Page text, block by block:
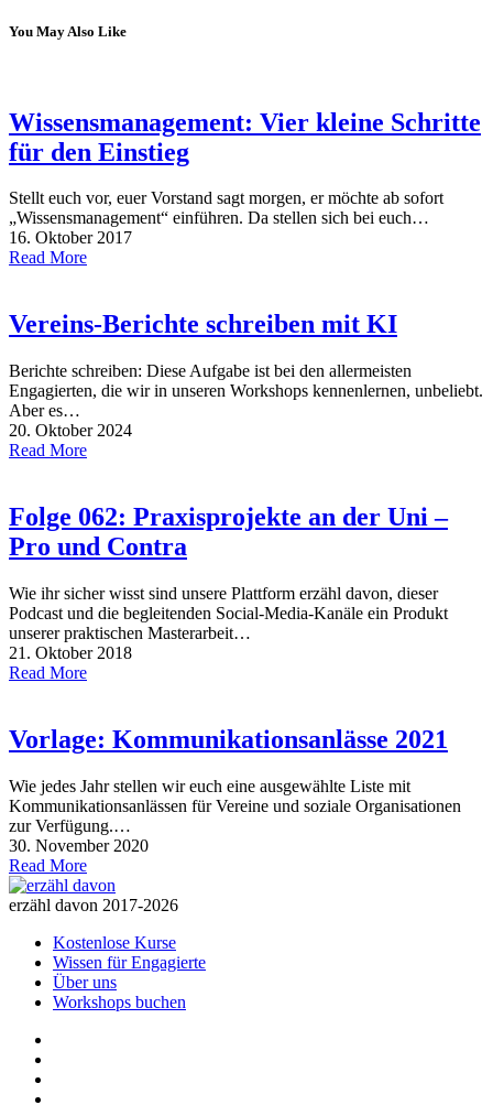
You May Also Like
Wissensmanagement: Vier kleine Schritte
für den Einstieg
Stellt euch vor, euer Vorstand sagt morgen, er möchte ab sofort
„Wissensmanagement“ einführen. Da stellen sich bei euch…
16. Oktober 2017
Read More
Vereins-Berichte schreiben mit KI
Berichte schreiben: Diese Aufgabe ist bei den allermeisten
Engagierten, die wir in unseren Workshops kennenlernen, unbeliebt.
Aber es…
20. Oktober 2024
Read More
Folge 062: Praxisprojekte an der Uni –
Pro und Contra
Wie ihr sicher wisst sind unsere Plattform erzähl davon, dieser
Podcast und die begleitenden Social-Media-Kanäle ein Produkt
unserer praktischen Masterarbeit…
21. Oktober 2018
Read More
Vorlage: Kommunikationsanlässe 2021
Wie jedes Jahr stellen wir euch eine ausgewählte Liste mit
Kommunikationsanlässen für Vereine und soziale Organisationen
zur Verfügung.…
30. November 2020
Read More
erzähl davon 2017-2026
Kostenlose Kurse
Wissen für Engagierte
Über uns
Workshops buchen